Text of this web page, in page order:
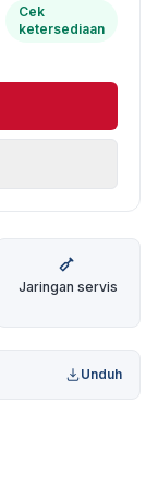
Cek
ketersediaan
Jaringan servis
Unduh